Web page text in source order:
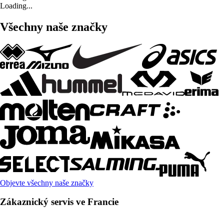
Loading...
Všechny naše značky
Objevte všechny naše značky
Zákaznický servis ve Francie